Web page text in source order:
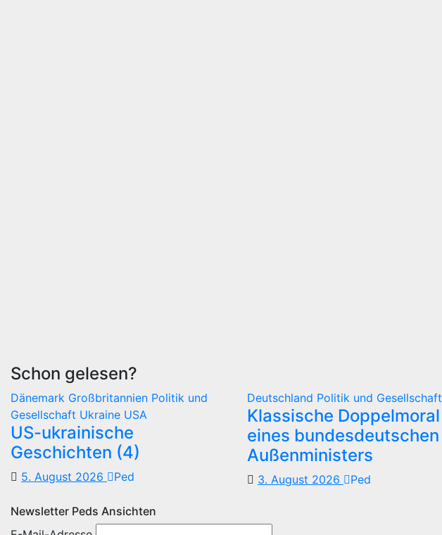
Schon gelesen?
Dänemark Großbritannien Politik und
Gesellschaft Ukraine USA
US-ukrainische
Geschichten (4)
5. August 2026 Ped
Deutschland Politik und Gesellschaft
Klassische Doppelmoral
eines bundesdeutschen
Außenministers
3. August 2026 Ped
Newsletter Peds Ansichten